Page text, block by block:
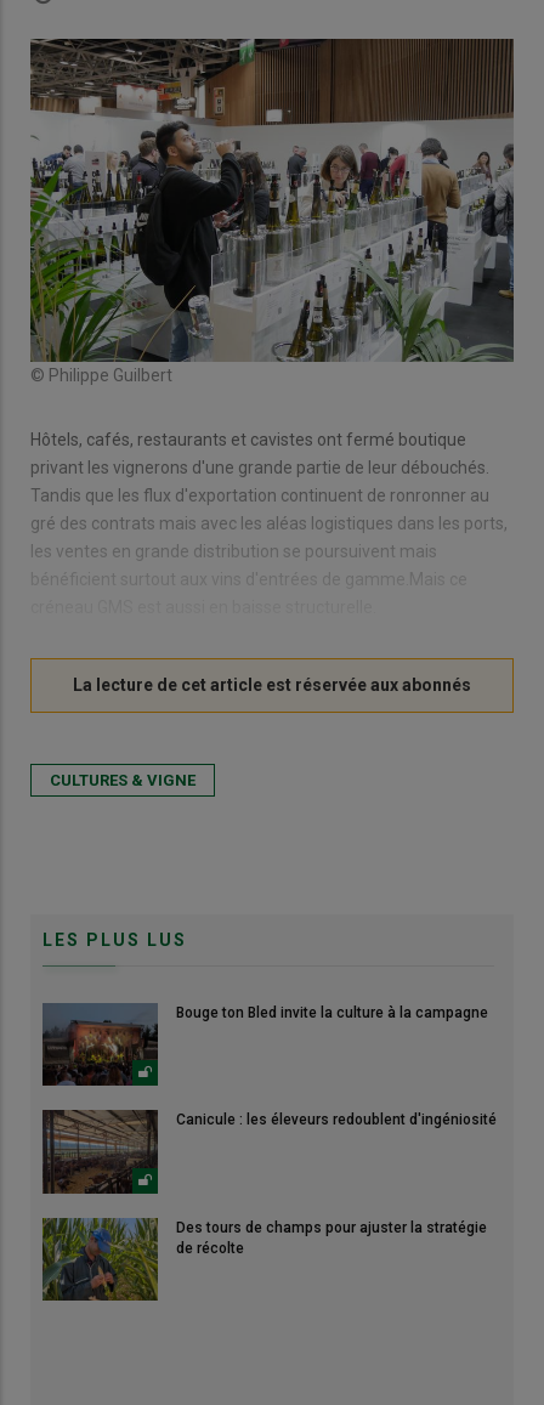
© Philippe Guilbert
Hôtels, cafés, restaurants et cavistes ont fermé boutique
privant les vignerons d'une grande partie de leur débouchés.
Tandis que les flux d'exportation continuent de ronronner au
gré des contrats mais avec les aléas logistiques dans les ports,
les ventes en grande distribution se poursuivent mais
bénéficient surtout aux vins d'entrées de gamme.Mais ce
CULTURES & VIGNE
LES PLUS LUS
Bouge ton Bled invite la culture à la campagne
Canicule : les éleveurs redoublent d'ingéniosité
Des tours de champs pour ajuster la stratégie
de récolte